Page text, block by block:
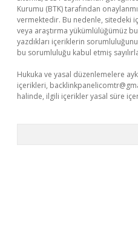
Kurumu (BTK) tarafından
vermektedir. Bu nedenle, sitedeki
veya araştırma yükümlülüğümüz
yazdıkları içeriklerin
bu sorumluluğu kabul etmiş
Hukuka ve yasal düzenlemelere
içerikleri,
halinde, ilgili içerikler yasal süre